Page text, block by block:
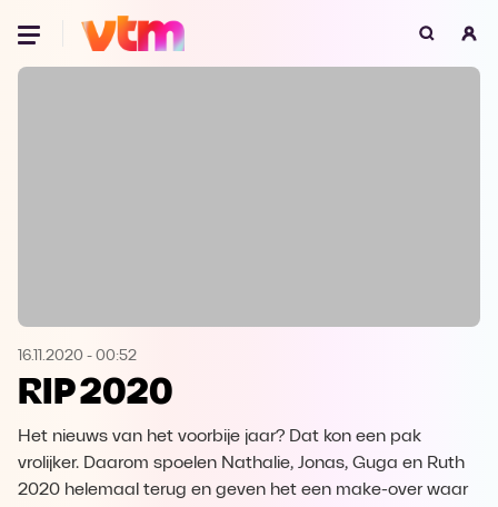
Oeps, browser niet ondersteund
Microsoft Edge
Download
16.11.2020 - 00:52
RIP 2020
Het nieuws van het voorbije jaar? Dat kon een pak
vrolijker. Daarom spoelen Nathalie, Jonas, Guga en Ruth
2020 helemaal terug en geven het een make-over waar